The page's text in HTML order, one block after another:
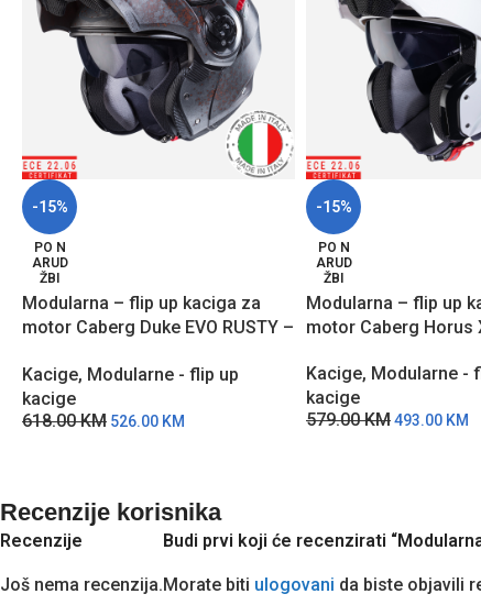
-15%
PO N
ARUD
ŽBI
Modularna – flip up kaciga za
motor Caberg Duke EVO RUSTY –
Kacige, Modularne - flip up
kacige
618.00KM 526.00 KM
-15%
PO N
ARUD
ŽBI
Modularna – flip up
motor Caberg Horus
Kacige, Modularne -
kacige
579.00KM493.00 KM
Recenzije korisnika
Recenzije
Još nema recenzija.
Budi prvi koji će recenzirati
Morate biti ulogovani da biste objavili